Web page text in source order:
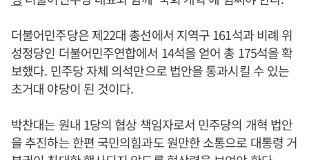
더불어민주당은 제22대 총선에서 지역구 161석과 비례 위
성정당인 더불어민주연합에서 14석을 얻어 총 175석을 확
보했다. 민주당 자체 의석만으로 법안을 통과시킬 수 있는
초거대 야당이 된 것이다.
박찬대는 원내 1당의 협상 책임자로서 민주당의 개혁 법안
을 추진하는 한편 국민의힘과도 원만한 소통으로 대통령 거